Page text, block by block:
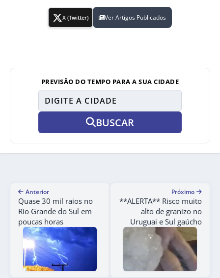
X (Twitter) Ver Artigos Publicados
PREVISÃO DO TEMPO PARA A SUA CIDADE
BUSCAR
Anterior
Quase 30 mil raios no
Rio Grande do Sul em
poucas horas
Próximo
**ALERTA** Risco muito
alto de granizo no
Uruguai e Sul gaúcho